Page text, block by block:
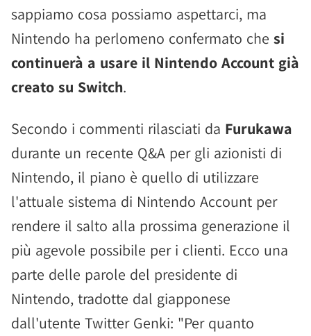
sappiamo cosa possiamo aspettarci, ma
Nintendo ha perlomeno confermato che si
continuerà a usare il Nintendo Account già
creato su Switch.
Secondo i commenti rilasciati da Furukawa
durante un recente Q&A per gli azionisti di
Nintendo, il piano è quello di utilizzare
l'attuale sistema di Nintendo Account per
rendere il salto alla prossima generazione il
più agevole possibile per i clienti. Ecco una
parte delle parole del presidente di
Nintendo, tradotte dal giapponese
dall'utente Twitter Genki: "Per quanto